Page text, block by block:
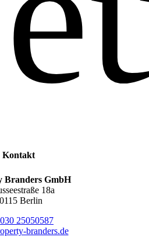
Kontakt
Branders GmbH
18a
Berlin
030 25050587
branders.de